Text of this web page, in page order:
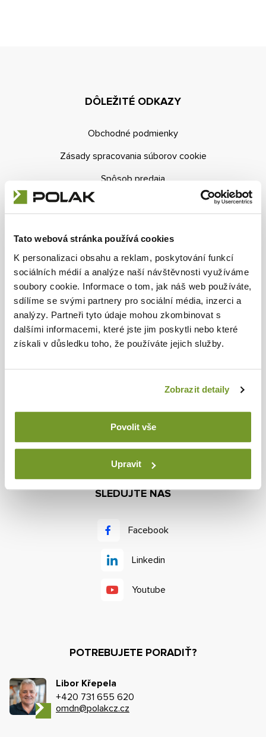
Tato webová stránka používá cookies
K personalizaci obsahu a reklam, poskytování funkcí
sociálních médií a analýze naší návštěvnosti využíváme
soubory cookie. Informace o tom, jak náš web používáte,
sdílíme se svými partnery pro sociální média, inzerci a
analýzy. Partneři tyto údaje mohou zkombinovat s
dalšími informacemi, které jste jim poskytli nebo které
získali v důsledku toho, že používáte jejich služby.
Zobrazit detaily
Povolit vše
Upravit
DÔLEŽITÉ ODKAZY
Obchodné podmienky
Zásady spracovania súborov cookie
Spôsob predaja
DIELENSKÝ NÁBYTOK
Produktové rady
O nás
Na stiahnutie
Vnútorný oznamovací systém
SLEDUJTE NÁS
Facebook
Linkedin
Youtube
POTREBUJETE PORADIŤ?
Libor Křepela
+420 731 655 620
omdn@polakcz.cz